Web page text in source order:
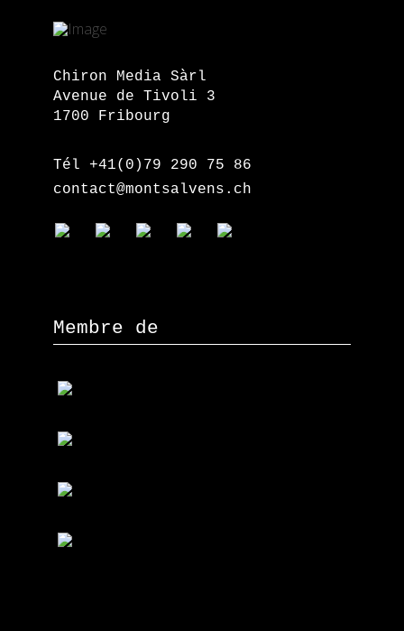
Chiron Media Sàrl
Avenue de Tivoli 3
1700 Fribourg
Tél +41(0)79 290 75 86
contact@montsalvens.ch
Membre de